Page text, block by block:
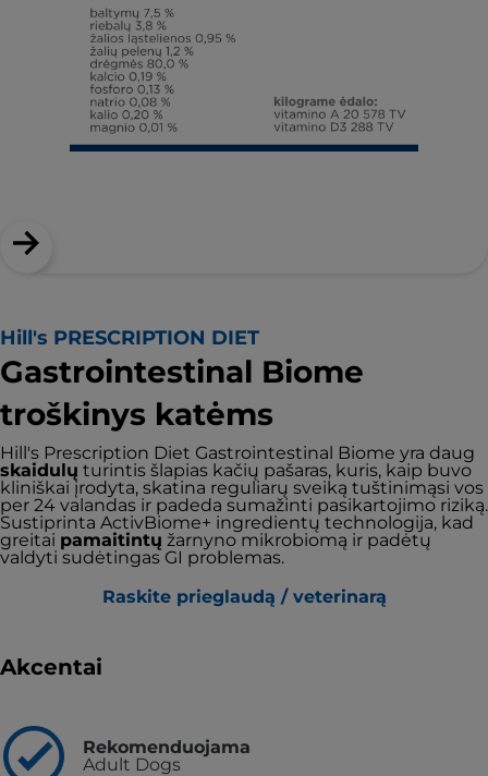
Hill's PRESCRIPTION DIET
Gastrointestinal Biome
troškinys katėms
Hill's Prescription Diet Gastrointestinal Biome yra daug
skaidulų turintis šlapias kačių pašaras, kuris, kaip buvo
kliniškai įrodyta, skatina reguliarų sveiką tuštinimąsi vos
per 24 valandas ir padeda sumažinti pasikartojimo riziką.
Sustiprinta ActivBiome+ ingredientų technologija, kad
greitai pamaitintų žarnyno mikrobiomą ir padėtų
valdyti sudėtingas GI problemas.
Raskite prieglaudą / veterinarą
Akcentai
Rekomenduojama
Adult Dogs